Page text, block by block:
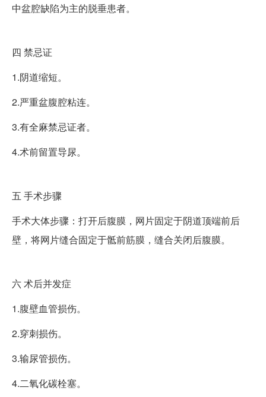
中盆腔缺陷为主的脱垂患者。
四 禁忌证
1.阴道缩短。
2.严重盆腹腔粘连。
3.有全麻禁忌证者。
4.术前留置导尿。
五 手术步骤
手术大体步骤：打开后腹膜，网片固定于阴道顶端前后
壁，将网片缝合固定于骶前筋膜，缝合关闭后腹膜。
六术后并发症
1.腹壁血管损伤。
2.穿刺损伤。
3.输尿管损伤。
4.二氧化碳栓塞。